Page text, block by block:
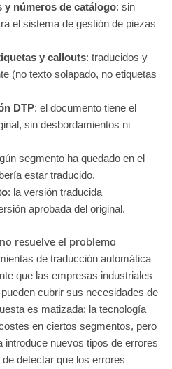
y números de catálogo: sin
el sistema de gestión de piezas
y callouts: traducidos y
(no texto solapado, no etiquetas
DTP: el documento tiene el
sin desbordamientos ni
segmento ha quedado en el
estar traducido.
: la versión traducida
aprobada del original.
resuelve el problema
de traducción automática
que las empresas industriales
cubrir sus necesidades de
es matizada: la tecnología
en ciertos segmentos, pero
nuevos tipos de errores
detectar que los errores